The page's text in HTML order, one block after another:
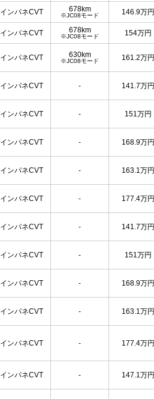
インパネCVT 678km
※JC08モード 146.9万円
インパネCVT 678km
※JC08モード 154万円
インパネCVT 630km
※JC08モード 161.2万円
インパネCVT - 141.7万円
インパネCVT - 151万円
インパネCVT - 168.9万円
インパネCVT - 163.1万円
インパネCVT - 177.4万円
インパネCVT - 141.7万円
インパネCVT - 151万円
インパネCVT - 168.9万円
インパネCVT - 163.1万円
インパネCVT - 177.4万円
インパネCVT - 147.1万円